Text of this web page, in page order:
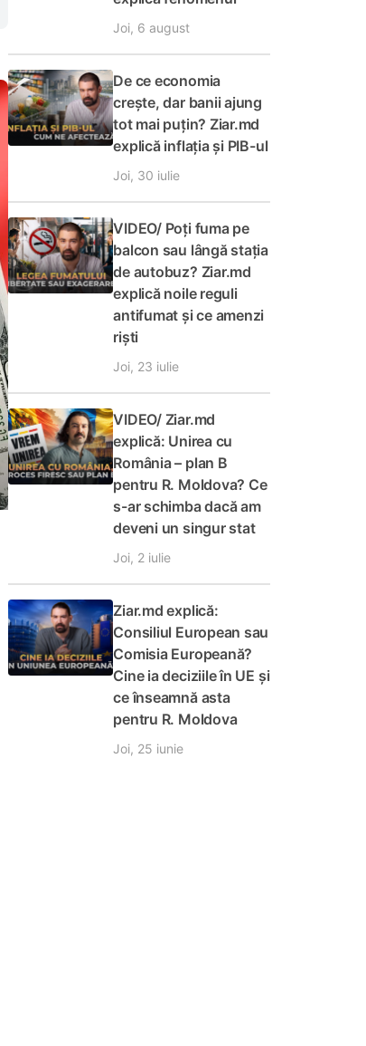
Joi, 6 august
De ce economia
crește, dar banii ajung
tot mai puțin? Ziar.md
explică inflația și PIB-ul
Joi, 30 iulie
VIDEO/ Poți fuma pe
balcon sau lângă stația
de autobuz? Ziar.md
explică noile reguli
antifumat și ce amenzi
riști
Joi, 23 iulie
VIDEO/ Ziar.md
explică: Unirea cu
România – plan B
pentru R. Moldova? Ce
s-ar schimba dacă am
deveni un singur stat
Joi, 2 iulie
Ziar.md explică:
Consiliul European sau
Comisia Europeană?
Cine ia deciziile în UE și
ce înseamnă asta
pentru R. Moldova
Joi, 25 iunie